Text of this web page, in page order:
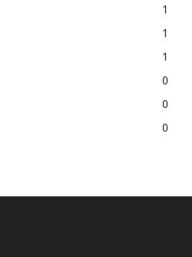
1
1
1
0
0
0